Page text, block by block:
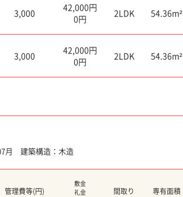
3,000
42,000円
0円
2LDK 54.36m²
3,000
42,000円
0円
2LDK 54.36m²
月 建築構造：木造
管理費等(円)
敷金
礼金
間取り 専有面積